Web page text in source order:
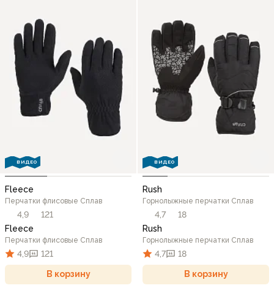
ВИДЕО
Fleece
Перчатки флисовые Сплав
4,9
121
Fleece
Перчатки флисовые Сплав
4,9 121
В корзину
ВИДЕО
Rush
Горнолыжные перчатки Сплав
4,7
18
Rush
Горнолыжные перчатки Сплав
4,7 18
В корзину